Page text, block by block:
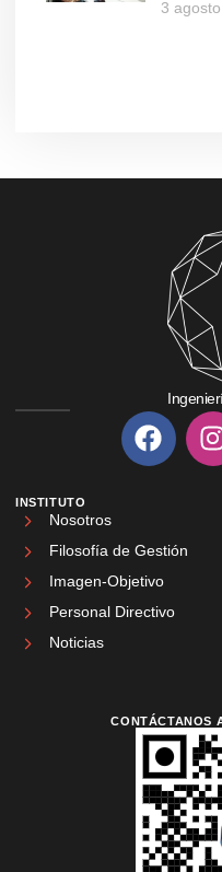
3
INSTITUTO
Nosotros
Filosofía de Gestión
Imagen-Objetivo
Personal Directivo
Noticias
CONTÁCTANOS